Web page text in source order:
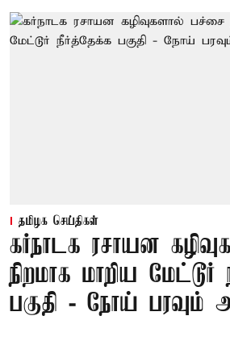
தமிழக செய்திகள்
கர்நாடக ரசாயன
நிறமாக மாறிய
பகுதி - நோய் பரவும்